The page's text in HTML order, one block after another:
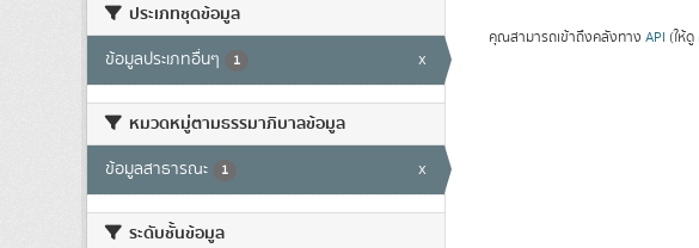
ประเภทชุดข้อมูล
ข้อมูลประเภทอื่นๆ 1 x
หมวดหมู่ตามธรรมาภิบาลข้อมูล
ข้อมูลสาธารณะ 1 x
ระดับชั้นข้อมูล
คุณสามารถเข้าถึงคลังทาง API (ให้ดู